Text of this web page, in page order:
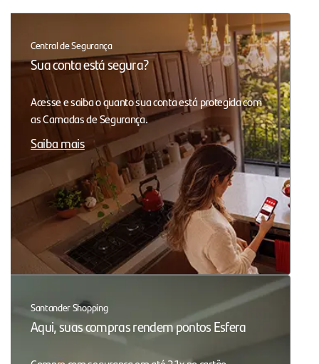
Central de Segurança
Sua conta está segura?
Acesse e saiba o quanto sua conta está protegida com
as Camadas de Segurança.
Saiba mais
Santander Shopping
Aqui, suas compras rendem pontos Esfera